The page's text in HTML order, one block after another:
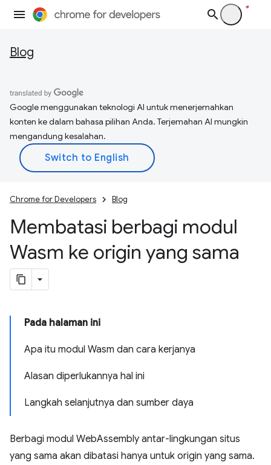
Blog
Google menggunakan teknologi AI untuk menerjemahkan
konten ke dalam bahasa pilihan Anda. Terjemahan AI mungkin
mengandung kesalahan.
Chrome for Developers Blog
Membatasi berbagi modul
Wasm ke origin yang sama
Pada halaman ini
Apa itu modul Wasm dan cara kerjanya
Alasan diperlukannya hal ini
Langkah selanjutnya dan sumber daya
Berbagi modul WebAssembly antar-lingkungan situs
yang sama akan dibatasi hanya untuk origin yang sama.